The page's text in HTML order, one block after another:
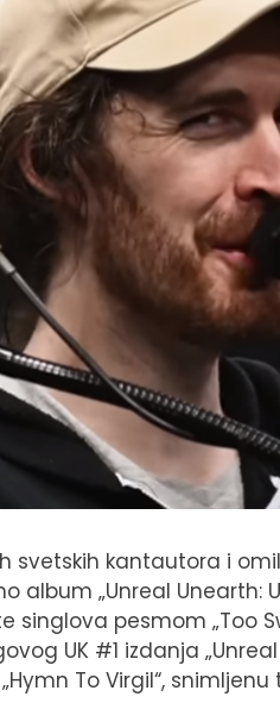
svetskih kantautora i
album „Unreal Unearth:
singlova pesmom „Too
UK #1 izdanja
To Virgil“, snimljenu